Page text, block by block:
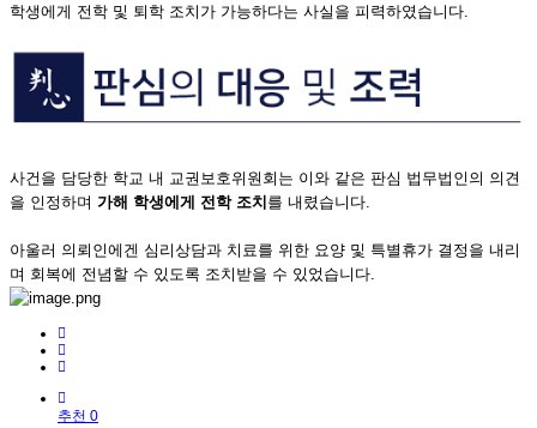
학생에게 전학 및 퇴학 조치가 가능하다는 사실을 피력하였습니다.
사건을 담당한 학교 내 교권보호위원회는 이와 같은 판심 법무법인의 의견
을 인정하며 가해 학생에게 전학 조치 를 내렸습니다.
아울러 의뢰인에겐 심리상담과 치료를 위한 요양 및 특별휴가 결정을 내리
며 회복에 전념할 수 있도록 조치받을 수 있었습니다.
추천 0